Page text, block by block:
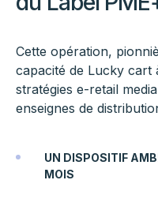
Cette opération,
capacité de Lucky cart
stratégies e-retail
enseignes de
UN DISPOSITIF
MOIS